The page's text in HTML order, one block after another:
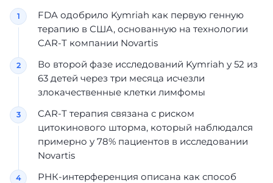
FDA одобрило Kymriah как первую генную
терапию в США, основанную на технологии
CAR-T компании Novartis
Во второй фазе исследований Kymriah у 52 из
63 детей через три месяца исчезли
злокачественные клетки лимфомы
CAR-T терапия связана с риском
цитокинового шторма, который наблюдался
примерно у 78% пациентов в исследовании
Novartis
РНК-интерференция описана как способ